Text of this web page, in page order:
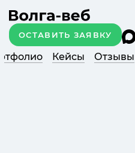
Кейсы Отзывы
ОСТАВИТЬ ЗАЯВКУ